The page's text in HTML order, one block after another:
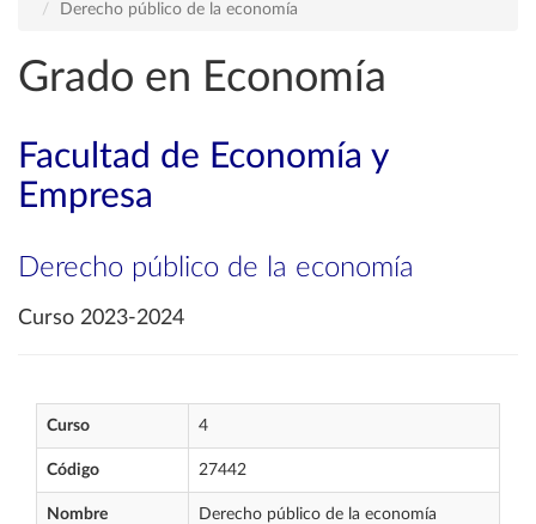
Derecho público de la economía
Grado en Economía
Facultad de Economía y
Empresa
Derecho público de la economía
Curso 2023-2024
Curso 4
Código 27442
Nombre Derecho público de la economía